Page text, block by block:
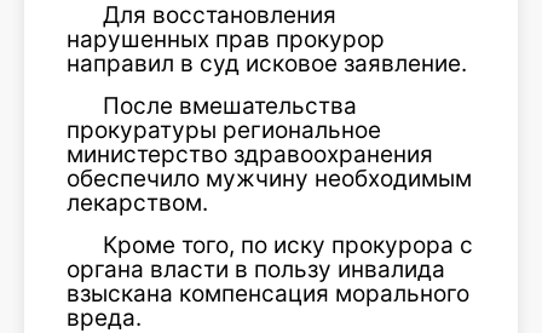
Для восстановления
нарушенных прав прокурор
направил в суд исковое заявление.
После вмешательства
прокуратуры региональное
министерство здравоохранения
обеспечило мужчину необходимым
лекарством.
Кроме того, по иску прокурора с
органа власти в пользу инвалида
взыскана компенсация морального
вреда.